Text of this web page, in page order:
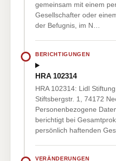
gemeinsam mit einem
Gesellschafter oder
der Befugnis, im N…
BERICHTIGUNGEN
HRA 102314
HRA 102314: Lidl
Stiftsbergstr. 1, 74172
Personenbezogene
berichtigt bei
persönlich haftenden
VERÄNDERUNGEN